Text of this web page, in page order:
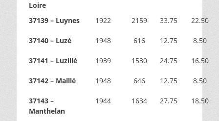
Loire
37139 – Luynes 1922 2159 33.75 22.50
37140 – Luzé 1948 616 12.75 8.50
37141 – Luzillé 1939 1530 24.75 16.50
37142 – Maillé 1948 646 12.75 8.50
37143 –
Manthelan
1944 1634 27.75 18.50